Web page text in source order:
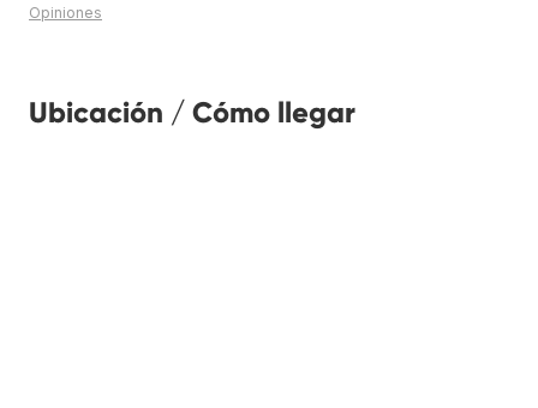
Opiniones
Ubicación / Cómo llegar